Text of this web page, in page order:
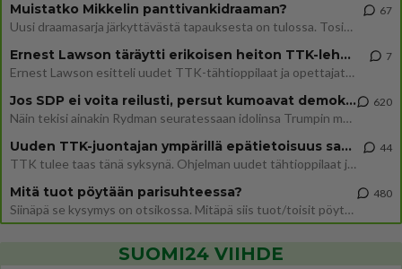
Muistatko Mikkelin panttivankidraaman?
Uusi draamasarja järkyttävästä tapauksesta on tulossa. Tositapahtumiin perustuva sarja ammentaa vuoden 1986 Mikkelin pan
67
Ernest Lawson täräytti erikoisen heiton TTK-lehdistötilaisuudessa: " Onko tässä tarkoituksena...?"
Ernest Lawson esitteli uudet TTK-tähtioppilaat ja opettajat torstaina 6.8. lehdistölle. Tulevalla kaudella on yksi hausk
7
Jos SDP ei voita reilusti, persut kumoavat demokratian Suomesta
Näin tekisi ainakin Rydman seuratessaan idolinsa Trumpin mallia https://www.is.fi/politiikka/art-2000012187244.html
620
Uuden TTK-juontajan ympärillä epätietoisuus sakenee - Nyt MTV hämmentää soppaa
TTK tulee taas tänä syksynä. Ohjelman uudet tähtioppilaat julkistetaan torstaina 6. elokuuta klo 14 alkavassa lehdistö
44
Mitä tuot pöytään parisuhteessa?
Siinäpä se kysymys on otsikossa. Mitäpä siis tuot/toisit pöytään parisuhteessa? Oletko mies vai nainen? Koetko sen mitä
480
SUOMI24 VIIHDE